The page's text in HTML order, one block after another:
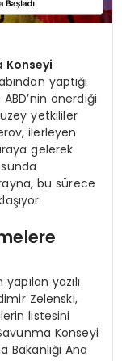
Konseyi
yaptığı
önerdiği
yetkililer
ilerleyen
gelerek
bu sürece
yazılı
Zelenski,
listesini
Konseyi
Bakanlığı Ana